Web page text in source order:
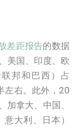
差距报告的数据
美国、印度、欧
邦和巴西）占
左右。此外，20
拿大、中国、
大利、日本）